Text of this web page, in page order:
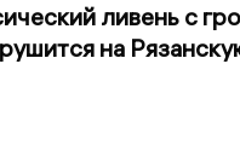
ливень с
на